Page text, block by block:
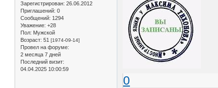
Зарегистрирован: 26.06.2012
Приглашений: 0
Сообщений: 1294
Уважение: +28
Пол: Мужской
Возраст: 51 [1974-09-14]
Провел на форуме:
2 месяца 7 дней
Последний визит:
04.04.2025 10:00:59
0